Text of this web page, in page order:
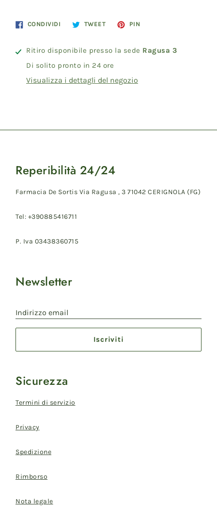
CONDIVIDI Condividi
Facebook
TWEETTwitta
Twitter
PIN
Pinterest
Ritiro disponibile presso la sede Ragusa 3
Di solito pronto in 24 ore
Visualizza i dettagli del negozio
Reperibilità 24/24
Farmacia De Sortis Via Ragusa , 3 71042 CERIGNOLA (FG)
Tel: +390885416711
P. Iva 03438360715
Newsletter
Indirizzo email
Iscriviti
Sicurezza
Termini di servizio
Privacy
Spedizione
Rimborso
Nota legale